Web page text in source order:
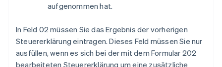
aufgenommen hat.
In Feld 02 müssen Sie das Ergebnis der vorherigen
Steuererklärung eintragen. Dieses Feld müssen Sie nur
ausfüllen, wenn es sich bei der mit dem Formular 202
bearbeiteten Steuererklärung um eine zusätzliche